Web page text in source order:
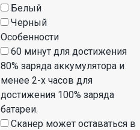
Белый
Черный
Особенности
60 ​​минут для достижения
80% заряда аккумулятора и
менее 2-х часов для
достижения 100% заряда
батареи.
Сканер может оставаться в